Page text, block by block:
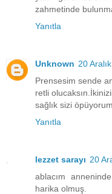
zahmetinde
Yanıtla
Unknown 20
Prensesim sende
retli
sağlık sizi öpüyorum.
Yanıtla
lezzet sarayı 20
ablacım
harika olmuş.